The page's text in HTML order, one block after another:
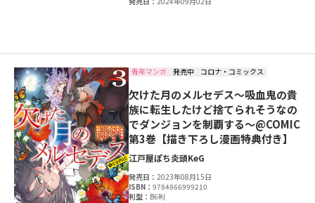
青年マンガ 発売中 コロナ・コミックス
欠けた月のメルセデス～吸血鬼の貴
族に転生したけど捨てられそうなの
でダンジョンを制覇する～@COMIC
第3巻【描き下ろし漫画特典付き】
江戸屋ぽち炎頭KeG
発売日：2023年08月15日
ISBN：9784866999210
判型： B6判